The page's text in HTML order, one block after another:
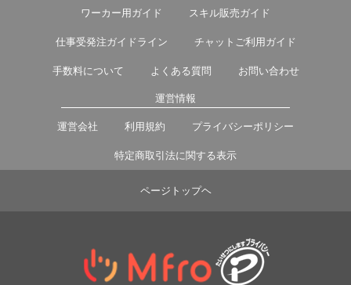
ワーカー用ガイド スキル販売ガイド
仕事受発注ガイドライン チャットご利用ガイド
手数料について よくある質問 お問い合わせ
運営情報
運営会社 利用規約 プライバシーポリシー
特定商取引法に関する表示
ページトップヘ